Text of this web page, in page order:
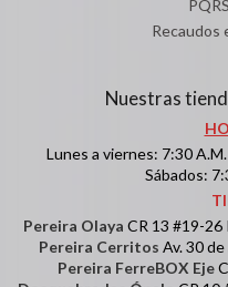
Recaudos
Nuestras
Lunes a viernes: 7:30
Sábados:
Pereira Olaya CR 13 #19-26
Pereira Cerritos Av. 30
Pereira FerreBOX Eje